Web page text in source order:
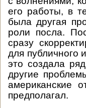
его работы, в
была другая
роли посла.
сразу
для публичного
это создала
другие
американские
предполагал.